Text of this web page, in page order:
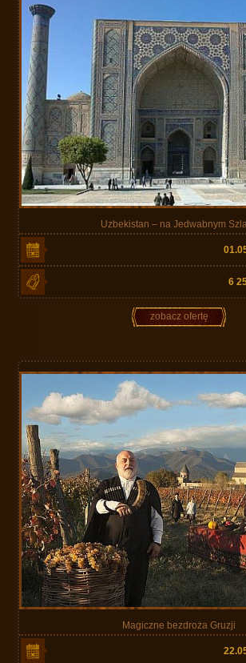
Uzbekistan – na Jedwabnym
6
zobacz ofertę
Magiczne bezdroża Gruzji